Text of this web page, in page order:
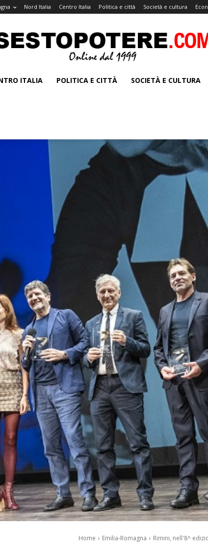
Nord Italia Centro Italia Politica e città Società e cultura
ITALIA POLITICA E CITTÀ SOCIETÀ E CULTURA
Home Emilia-Romagna Rimini, nell'8^